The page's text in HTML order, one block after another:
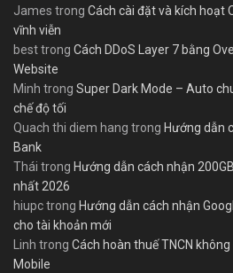
James trong Cách cài đặt và kích hoạt
vĩnh viễn
besttrong Cách DDoS Layer 7 bằng
Website
Minh trong Super Dark Mode – Auto
chế độ tối
Quach thi diem hang trong Hướng dẫn
Bank
Thái trong Hướng dẫn cách nhận
nhất 2026
hiupctrong Hướng dẫn cách nhận
cho tài khoản mới
Linh trong Cách hoàn thuế TNCN
Mobile